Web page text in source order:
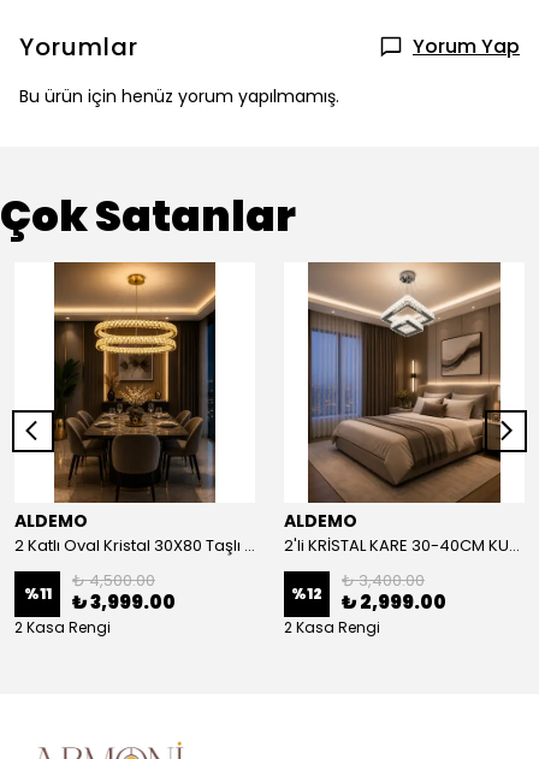
Yorumlar Yorum Yap
Bu ürün için henüz yorum yapılmamış.
Çok Satanlar
ALDEMO
2 Katlı Oval Kristal 30X80 Taşlı KUMANDALI Led Avize
%11
₺ 4,500.00
₺ 3,999.00
2 Kasa Rengi
ALDEMO
2'li KRİSTAL KARE 30-40CM KUMANDALI LED AVİZE
%12
₺ 3,400.00
₺ 2,999.00
2 Kasa Rengi